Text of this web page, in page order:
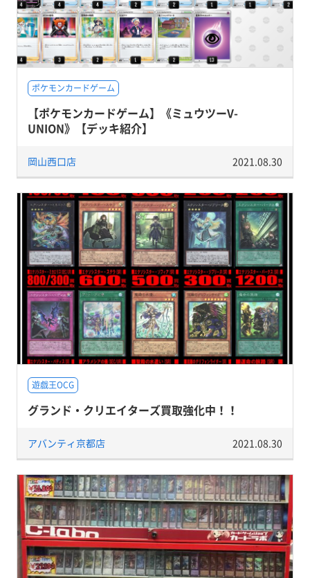
ポケモンカードゲーム
【ポケモンカードゲーム】《ミュウツーV-
UNION》【デッキ紹介】
岡山西口店 2021.08.30
遊戯王OCG
グランド・クリエイターズ買取強化中！！
アバンティ京都店 2021.08.30